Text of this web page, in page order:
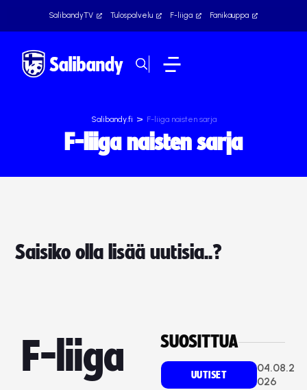
SalibandyTV Tulospalvelu F-liiga Fanikauppa
Salibandy.fi > F-liiga naisten sarja
F-liiga naisten sarja
Saisiko olla lisää uutisia..?
F-liiga
SUOSITTUA
UUTISET
04.08.2
026